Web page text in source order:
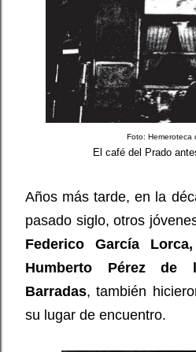
Foto: Hemeroteca
El café del Prado
Años más tarde, en la
pasado siglo, otros
Federico García
Humberto Pérez de
Barradas, también
su lugar de encuentro.